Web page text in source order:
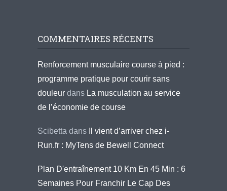
COMMENTAIRES RÉCENTS
Renforcement musculaire course à pied :
programme pratique pour courir sans
douleur dans La musculation au service
de l’économie de course
Scibetta dans
Il vient d’arriver chez i-
Run.fr : MyTens de Bewell Connect
Plan D'entraînement 10 Km En 45 Min : 6
Semaines Pour Franchir Le Cap Des